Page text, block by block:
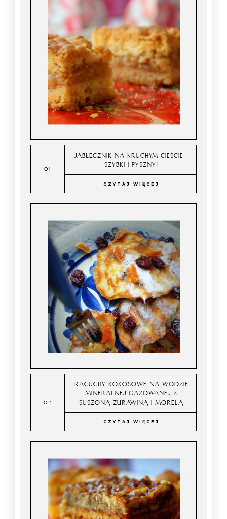
JABŁECZNIK NA KRUCHYM CIEŚCIE -
SZYBKI I PYSZNY!
CZYTAJ WIĘCEJ
RACUCHY KOKOSOWE NA WODZIE
MINERALNEJ GAZOWANEJ Z
SUSZONĄ ŻURAWINĄ I MORELĄ
CZYTAJ WIĘCEJ